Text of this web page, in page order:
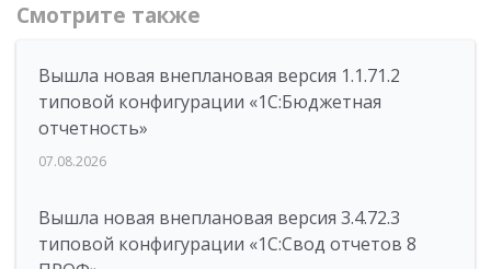
Смотрите также
Вышла новая внеплановая версия 1.1.71.2
типовой конфигурации «1C:Бюджетная
отчетность»
07.08.2026
Вышла новая внеплановая версия 3.4.72.3
типовой конфигурации «1C:Свод отчетов 8